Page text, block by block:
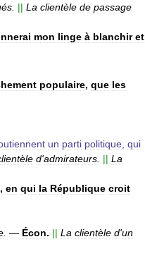
|| La clientèle de passage
mon linge à blanchir et
populaire, que les
un parti politique, qui
d'admirateurs. || La
, en qui la République croit
. — Écon. || La clientèle d'un